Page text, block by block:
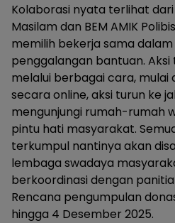
Kolaborasi nyata terlihat dari
Masilam dan BEM AMIK
memilih bekerja sama
penggalangan bantuan.
melalui berbagai cara, mulai
secara online, aksi turun ke
mengunjungi rumah-rumah
pintu hati masyarakat.
terkumpul nantinya akan
lembaga swadaya
berkoordinasi dengan
Rencana pengumpulan
hingga 4 Desember 2025.